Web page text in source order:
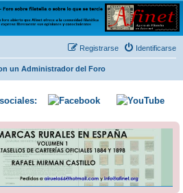
Ágora de Filatelia es un foro abierto que Afinet
para que exprese libremente sus opiniones y
Identificarse
Registrarse
un Administrador del Foro